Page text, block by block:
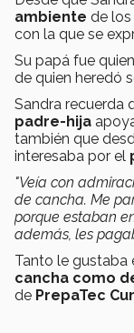
ambiente de
con la que se
Su papá fue
de quien heredó
Sandra recuerda
padre-hija
también que
interesaba por el
"Veía con
de cancha. Me
porque estaban
además, les
Tanto le gustaba
cancha como
de PrepaTec